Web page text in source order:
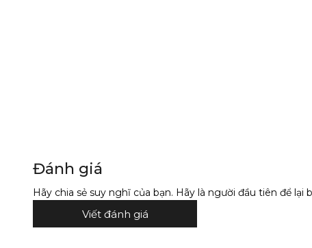
Đánh giá
Hãy chia sẻ suy nghĩ của bạn. Hãy là người đầu tiên để lại
Viết đánh giá